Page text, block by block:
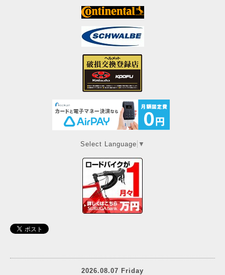
Select Language ▼
2026.08.07 Friday